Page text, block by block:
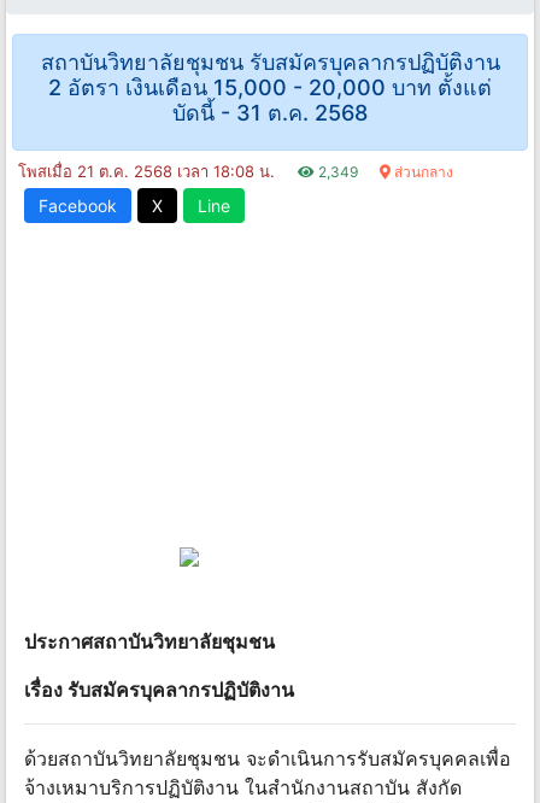
สถาบันวิทยาลัยชุมชน รับสมัครบุคลากรปฏิบัติงาน
2 อัตรา เงินเดือน 15,000 - 20,000 บาท ตั้งแต่
บัดนี้ - 31 ต.ค. 2568
โพสเมื่อ 21 ต.ค. 2568 เวลา 18:08 น. 2,349 ส่วนกลาง
Facebook X Line
ประกาศสถาบันวิทยาลัยชุมชน
เรื่อง รับสมัครบุคลากรปฏิบัติงาน
ด้วยสถาบันวิทยาลัยชุมชน จะดำเนินการรับสมัครบุคคลเพื่อ
จ้างเหมาบริการปฏิบัติงาน ในสำนักงานสถาบัน สังกัด